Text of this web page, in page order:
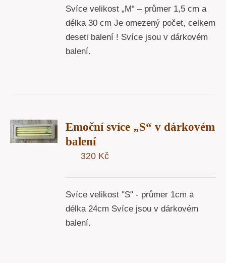
Svíce velikost „M“ – průmer 1,5 cm a
délka 30 cm Je omezený počet, celkem
deseti balení ! Svíce jsou v dárkovém
balení.
Emoční svíce „S“ v dárkovém
balení
320 Kč
Svíce velikost "S" - průmer 1cm a
délka 24cm Svíce jsou v dárkovém
balení.